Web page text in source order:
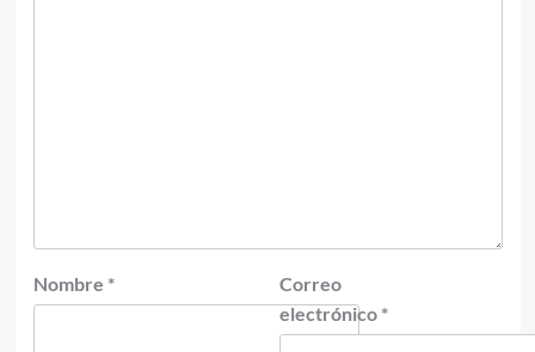
Nombre *
Correo
electrónico *